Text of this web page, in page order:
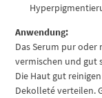
Anwendung:
Das Serum pur oder
vermischen und gut
Die Haut gut
Dekolleté verteilen.